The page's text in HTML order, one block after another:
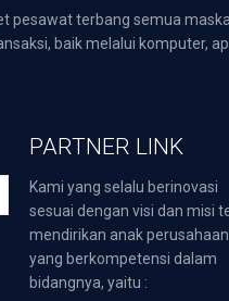
pesawat terbang semua
baik melalui komputer,
PARTNER LINK
Kami yang selalu berinovasi
sesuai dengan visi dan misi
mendirikan anak perusahaan
yang berkompetensi dalam
bidangnya, yaitu :